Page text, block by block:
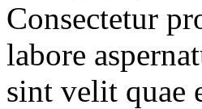
Consectetur
labore
sint velit quae